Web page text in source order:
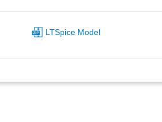
LTSpice Model